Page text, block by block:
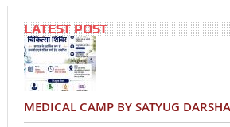
LATEST POST
MEDICAL CAMP BY SATYUG